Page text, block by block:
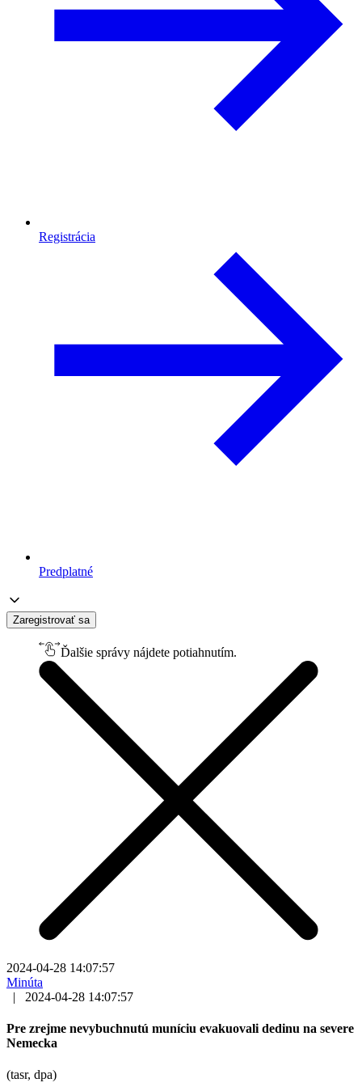
Registrácia
Predplatné
Zaregistrovať sa
Ďalšie správy nájdete potiahnutím.
2024-04-28 14:07:57
Minúta
|
2024-04-28 14:07:57
Pre zrejme nevybuchnutú muníciu evakuovali dedinu na severe
Nemecka
(tasr, dpa)